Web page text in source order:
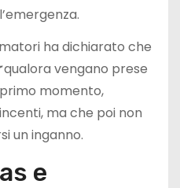
ha dichiarato che
qualora vengano prese
momento,
ma che poi non
un inganno.
e